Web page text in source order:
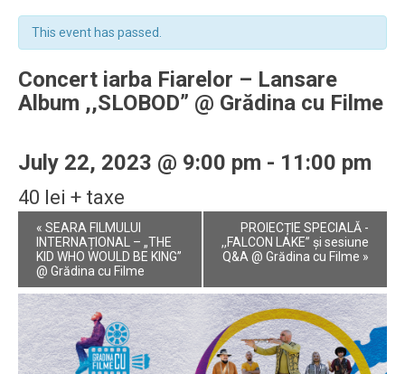
This event has passed.
Concert iarba Fiarelor – Lansare
Album ,,SLOBOD” @ Grădina cu Filme
July 22, 2023 @ 9:00 pm - 11:00 pm
40 lei + taxe
Event
Navigation
« SEARA FILMULUI
INTERNAȚIONAL – „THE
KID WHO WOULD BE KING”
@ Grădina cu Filme
PROIECȚIE SPECIALĂ -
,,FALCON LAKE” și sesiune
Q&A @ Grădina cu Filme »